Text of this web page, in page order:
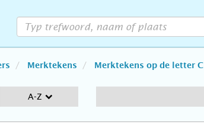
Merktekens Merktekens op de letter C
A-Z